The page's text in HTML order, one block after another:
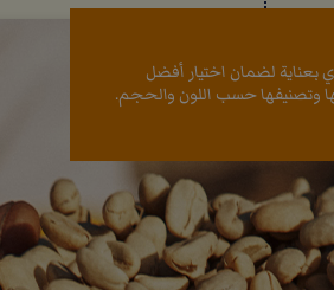
بعناية لضمان اختيار أفضل
وتصنيفها حسب اللون والحجم.